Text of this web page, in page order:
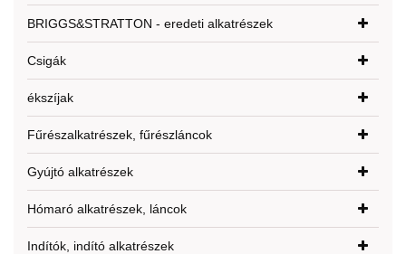
BRIGGS&STRATTON - eredeti alkatrészek
Csigák
ékszíjak
Fűrészalkatrészek, fűrészláncok
Gyújtó alkatrészek
Hómaró alkatrészek, láncok
Indítók, indító alkatrészek